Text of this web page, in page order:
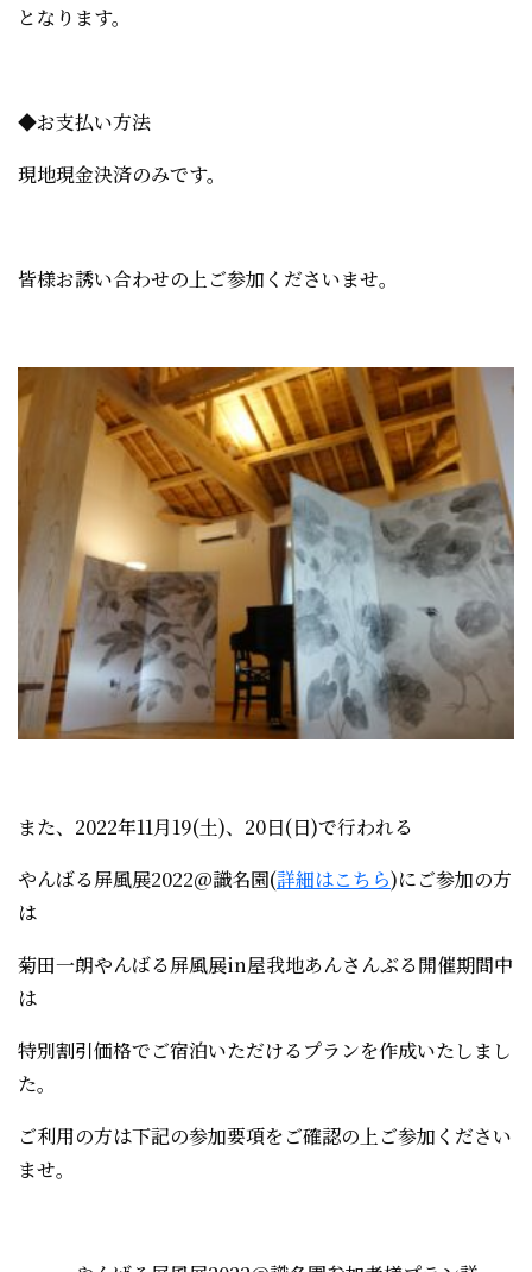
となります。
◆お支払い方法
現地現金決済のみです。
皆様お誘い合わせの上ご参加くださいませ。
また、2022年11月19(土)、20日(日)で行われる
やんばる屏風展2022@識名園(詳細はこちら)にご参加の方
は
菊田一朗やんばる屏風展in屋我地あんさんぶる開催期間中
は
特別割引価格でご宿泊いただけるプランを作成いたしまし
た。
ご利用の方は下記の参加要項をご確認の上ご参加ください
ませ。